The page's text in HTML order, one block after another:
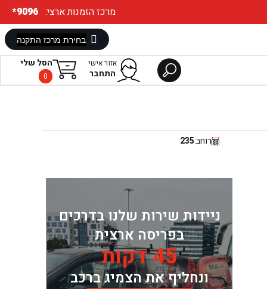
*9096 :מרכז הזמנות ארצי
הסל שלי
0
אזור אישי
התחבר
רוחב:235
ניידות שירות שלנו בדרכים
בפריסה ארצית
45 דקות
ונחליף את הצמיג ברכב